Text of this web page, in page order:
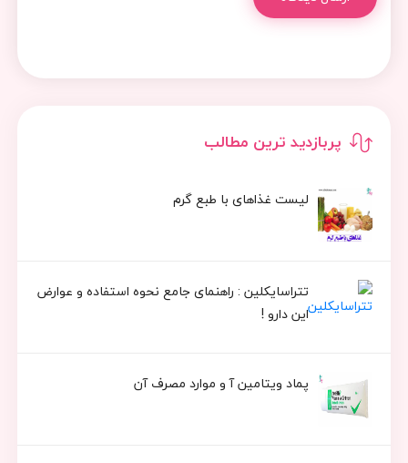
پربازدید ترین مطالب
لیست غذاهای با طبع گرم
تتراسایکلین : راهنمای جامع نحوه استفاده و عوارض
این دارو !
پماد ویتامین آ و موارد مصرف آن